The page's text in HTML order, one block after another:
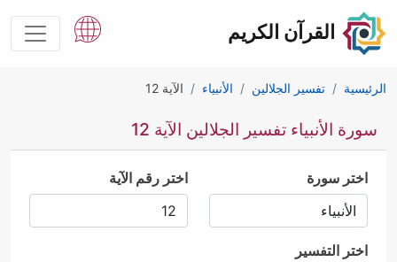
القرآن الكريم
الرئيسية تفسير الجلالين الأنبياء الآية 12
سورة الأنبياء تفسير الجلالين الآية 12
اختر سورة اختر رقم الآية
اختر التفسير